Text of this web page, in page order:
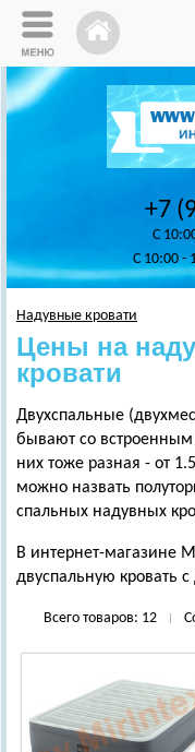
+7
C
C 10:00 -
Надувные кровати
Цены на
кровати
Двухспальные
бывают со
них тоже разная - от
можно назвать
спальных надувных
В интернет-магазине
двуспальную кровать
Всего товаров: 12